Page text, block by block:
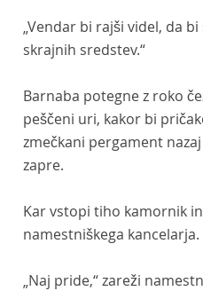
„Vendar bi rajši videl, da
skrajnih sredstev.“
Barnaba potegne z roko
peščeni uri, kakor bi
zmečkani pergament
zapre.
Kar vstopi tiho kamornik
namestniškega kancelarja.
„Naj pride,“ zareži